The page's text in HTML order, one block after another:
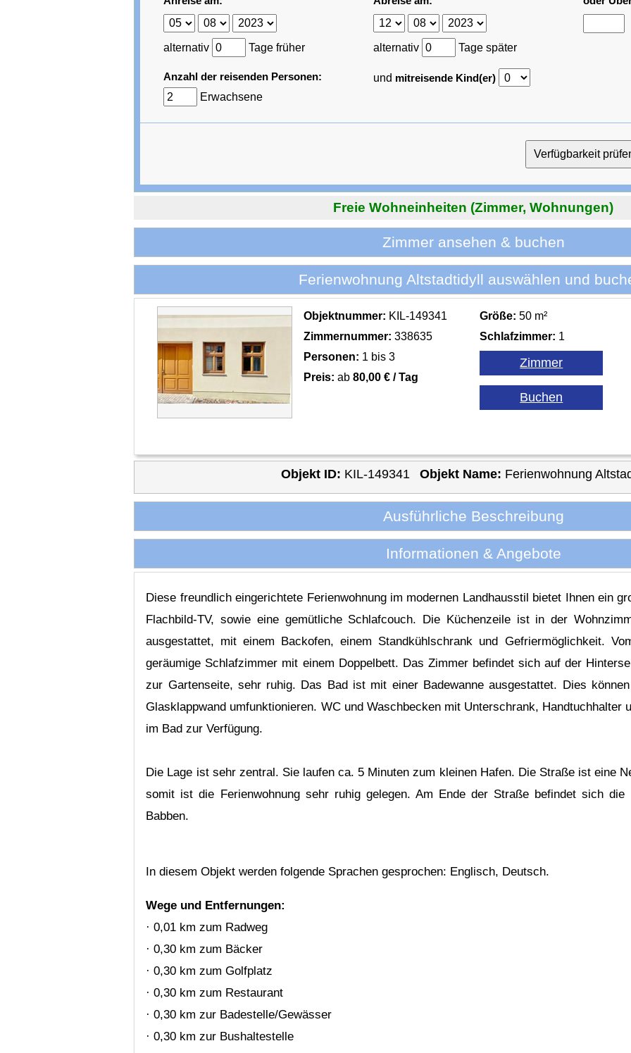
alternativ Tage früher alternativ Tage später
Anzahl der reisenden Personen:
Erwachsene
und mitreisende Kind(er)
Freie Wohneinheiten (Zimmer, Wohnungen)
Zimmer ansehen & buchen
Ferienwohnung Altstadtidyll auswählen und
Objektnummer: KIL-149341
Zimmernummer: 338635
Personen: 1 bis 3
Preis: ab80,00 € / Tag
Größe: 50 m²
Schlafzimmer: 1
Objekt ID: KIL-149341 Objekt Name: Ferienwohnung
Ausführliche Beschreibung
Informationen & Angebote
Diese freundlich eingerichtete Ferienwohnung im modernen Landhausstil bietet Ihnen ein
Flachbild-TV, sowie eine gemütliche Schlafcouch. Die Küchenzeile ist in der
ausgestattet, mit einem Backofen, einem Standkühlschrank und Gefriermöglichkeit.
geräumige Schlafzimmer mit einem Doppelbett. Das Zimmer befindet sich auf der
zur Gartenseite, sehr ruhig. Das Bad ist mit einer Badewanne ausgestattet. Dies
Glasklappwand umfunktionieren. WC und Waschbecken mit Unterschrank, Handtuchhalter
im Bad zur Verfügung.
Die Lage ist sehr zentral. Sie laufen ca. 5 Minuten zum kleinen Hafen. Die Straße ist eine
somit ist die Ferienwohnung sehr ruhig gelegen. Am Ende der Straße befindet sich die
Babben.
In diesem Objekt werden folgende Sprachen gesprochen: Englisch, Deutsch.
Wege und Entfernungen:
· 0,01 km zum Radweg
· 0,30 km zum Bäcker
· 0,30 km zum Golfplatz
· 0,30 km zum Restaurant
· 0,30 km zur Badestelle/Gewässer
· 0,30 km zur Bushaltestelle